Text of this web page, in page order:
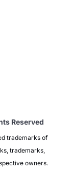
Reserved
trademarks of
trademarks,
owners.